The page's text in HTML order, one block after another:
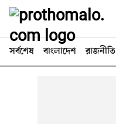
সর্বশেষ বাংলাদেশ রাজনীতি